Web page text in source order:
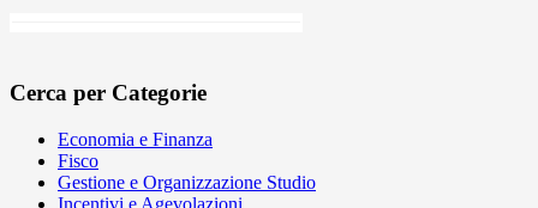
Cerca per Categorie
Economia e Finanza
Fisco
Gestione e Organizzazione Studio
Incentivi e Agevolazioni